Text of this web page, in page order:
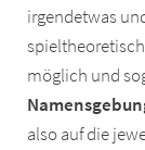
irgendetwas
möglich und
also auf die